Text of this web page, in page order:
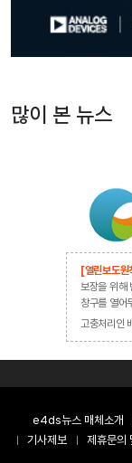
많이 본 뉴스
[열린보도원
보장을 위해
창구를 열어
고충처리
e4ds뉴스 매체소개
기사제보
제휴문의